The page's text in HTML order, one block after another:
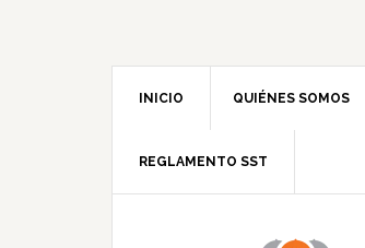
INICIO QUIÉNES SOMOS
REGLAMENTO SST